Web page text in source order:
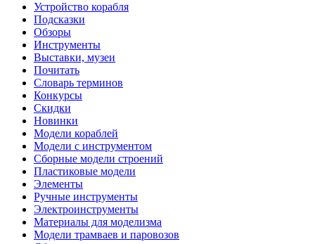
Устройство корабля
Подсказки
Обзоры
Инструменты
Выставки, музеи
Почитать
Словарь терминов
Конкурсы
Скидки
Новинки
Модели кораблей
Модели с инструментом
Сборные модели строений
Пластиковые модели
Элементы
Ручные инструменты
Электроинструменты
Материалы для моделизма
Модели трамваев и паровозов